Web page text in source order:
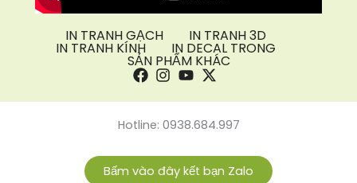
IN TRANH GẠCH IN TRANH 3D
IN TRANH KÍNH IN DECAL TRONG
SẢN PHẨM KHÁC
Hotline: 0938.684.997
Bấm vào đây kết bạn Zalo